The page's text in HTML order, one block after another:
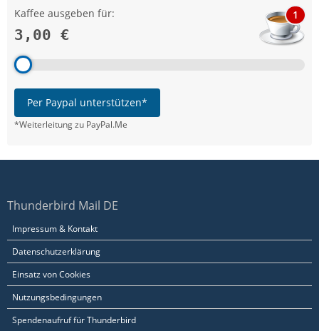
Kaffee ausgeben für:
3,00 €
1
Per Paypal unterstützen*
*Weiterleitung zu PayPal.Me
Thunderbird Mail DE
Impressum & Kontakt
Datenschutzerklärung
Einsatz von Cookies
Nutzungsbedingungen
Spendenaufruf für Thunderbird